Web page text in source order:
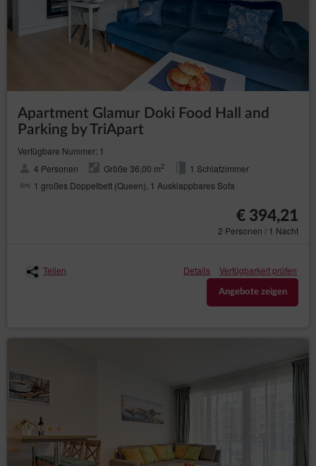
Apartment Glamur Doki Food Hall and
Parking by TriApart
Verfügbare Nummer: 1
4 Personen
Größe 36,00 m2
1 Schlafzimmer
1 großes Doppelbett (Queen), 1 Ausklappbares Sofa
€ 394,21
2 Personen / 1 Nacht
Teilen Details Verfügbarkeit prüfen
Angebote zeigen